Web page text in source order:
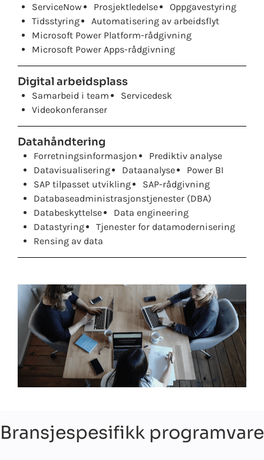
ServiceNow Prosjektledelse
Oppgavestyring
Tidsstyring
Automatisering av arbeidsflyt
Microsoft Power Platform-rådgivning
Microsoft Power Apps-rådgivning
Digital arbeidsplass
Samarbeid i team
Servicedesk
Videokonferanser
Datahåndtering
Forretningsinformasjon
Prediktiv analyse
Datavisualisering
Dataanalyse
Power BI
SAP tilpasset utvikling
SAP-rådgivning
Databaseadministrasjonstjenester (DBA)
Databeskyttelse
Data engineering
Datastyring
Tjenester for datamodernisering
Rensing av data
Bransjespesifikk programvare